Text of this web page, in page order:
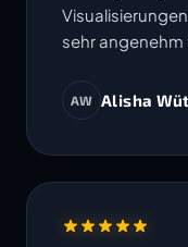
sehr
AW Alisha